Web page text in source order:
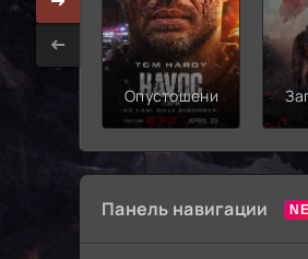
Опустошение
Панель навигации